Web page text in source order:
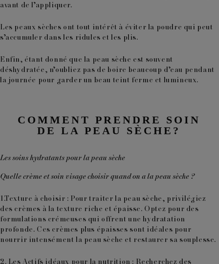
avant de l’appliquer.
Les peaux sèches ont tout intérêt à éviter la poudre qui peut
s’accumuler dans les ridules et les plis.
Enfin, étant donné que la peau sèche est souvent
déshydratée, n’oubliez pas de boire beaucoup d’eau pendant
la journée pour garder un beau teint ferme et lumineux.
COMMENT PRENDRE SOIN
DE LA PEAU SÈCHE?
Les soins hydratants pour la peau sèche
Quelle crème et soin visage choisir quand on a la peau sèche ?
1.Texture à choisir : Pour traiter la peau sèche, privilégiez
des crèmes à la texture riche et épaisse. Optez pour des
formulations crémeuses qui offrent une hydratation
profonde. Ces crèmes plus épaisses sont idéales pour
nourrir intensément la peau sèche et restaurer sa souplesse.
2. Les Actifs idéaux pour la nutrition : Recherchez des